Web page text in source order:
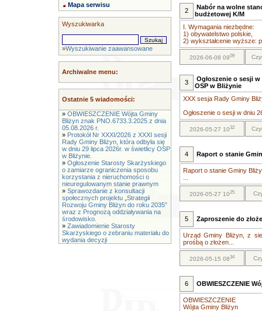
Mapa serwisu
Wyszukiwarka
»Wyszukiwanie zaawansowane
Archiwalne menu:
Ostatnie 5 wiadomości:
» OBWIESZCZENIE Wójta Gminy
Bliżyn znak PNO.6733.3.2025 z dnia
05.08.2026 r.
» Protokół Nr XXXI/2026 z XXXI sesji
Rady Gminy Bliżyn, która odbyła się
w dniu 29 lipca 2026r. w świetlicy OSP
w Bliżynie.
» Ogłoszenie Starosty Skarżyskiego
o zamiarze ograniczenia sposobu
korzystania z nieruchomości o
nieuregulowanym stanie prawnym
» Sprawozdanie z konsultacji
społecznych projektu „Strategii
Rozwoju Gminy Bliżyn do roku 2035”
wraz z Prognozą oddziaływania na
środowisko.
» Zawiadomienie Starosty
Skarżyskiego o zebraniu materiału do
wydania decyzji
2
Nabór na wolne
budżetowej K/M
I. Wymagania niezbędne:
1) obywatelstwo polskie,
2) wykształcenie wyższe:
2026-06-08 0909
3
Ogłoszenie o sesji
OSP w Bliżynie
XXX sesja Rady Gminy
Ogłoszenie o sesji w dniu
2026-05-27 1032
4 Raport o stanie
Raport o stanie Gminy
2026-05-27 1025
5 Zaproszenie do
Urząd Gminy Bliżyn, z
prośbą o złożen...
2026-05-15 0834
6 OBWIESZCZENIE
OBWIESZCZENIE
Wójta Gminy Bliżyn